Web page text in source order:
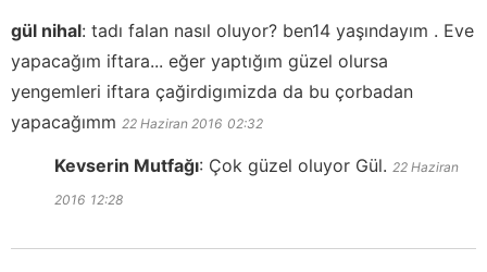
gül nihal: tadı falan nasıl oluyor? ben14 yaşındayım . Eve
yapacağım iftara... eğer yaptığım güzel olursa
yengemleri iftara çağirdigımizda da bu çorbadan
yapacağımm 22 Haziran 2016 02:32
Kevserin Mutfağı: Çok güzel oluyor Gül. 22 Haziran
2016 12:28